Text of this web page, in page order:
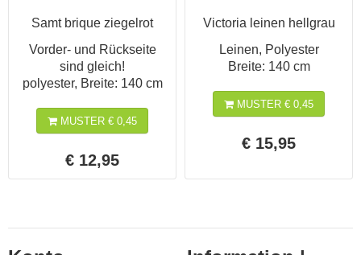
Samt brique ziegelrot
Vorder- und Rückseite
sind gleich!
polyester, Breite: 140 cm
MUSTER € 0,45
€ 12,95
Victoria leinen hellgrau
Leinen, Polyester
Breite: 140 cm
MUSTER € 0,45
€ 15,95